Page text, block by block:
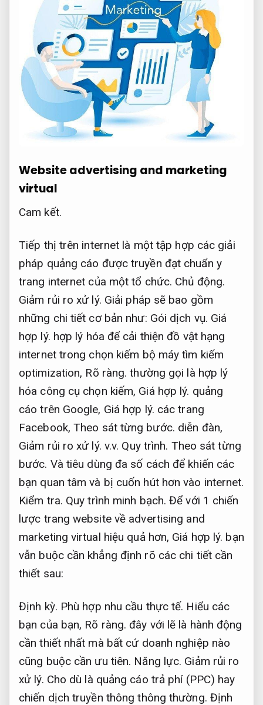
Website advertising and marketing
virtual
Cam kết.
Tiếp thị trên internet là một tập hợp các giải
pháp quảng cáo được truyền đạt chuẩn y
trang internet của một tổ chức. Chủ động.
Giảm rủi ro xử lý. Giải pháp sẽ bao gồm
những chi tiết cơ bản như: Gói dịch vụ. Giá
hợp lý. hợp lý hóa để cải thiện đồ vật hạng
internet trong chọn kiếm bộ máy tìm kiếm
optimization, Rõ ràng. thường gọi là hợp lý
hóa công cụ chọn kiếm, Giá hợp lý. quảng
cáo trên Google, Giá hợp lý. các trang
Facebook, Theo sát từng bước. diễn đàn,
Giảm rủi ro xử lý. v.v. Quy trình. Theo sát từng
bước. Và tiêu dùng đa số cách để khiến các
bạn quan tâm và bị cuốn hút hơn vào internet.
Kiểm tra. Quy trình minh bạch. Để với 1 chiến
lược trang website về advertising and
marketing virtual hiệu quả hơn, Giá hợp lý. bạn
vẫn buộc cần khẳng định rõ các chi tiết cần
thiết sau:
Định kỳ. Phù hợp nhu cầu thực tế. Hiểu các
bạn của bạn, Rõ ràng. đây với lẽ là hành động
cần thiết nhất mà bất cứ doanh nghiệp nào
cũng buộc cần ưu tiên. Năng lực. Giảm rủi ro
xử lý. Cho dù là quảng cáo trả phí (PPC) hay
chiến dịch truyền thông thông thường. Định